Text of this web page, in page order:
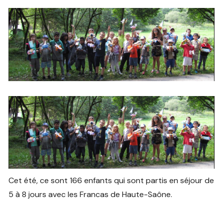
Cet été, ce sont 166 enfants qui sont partis en séjour de
5 à 8 jours avec les Francas de Haute-Saône.